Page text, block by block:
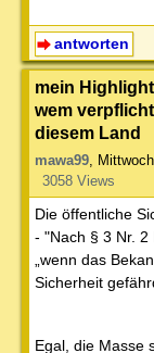
antworten
mein
wem
diesem Land
mawa99
3058 Views
Die öffentliche
- "Nach § 3 Nr. 2
„wenn das
Sicherheit
Egal, die Masse